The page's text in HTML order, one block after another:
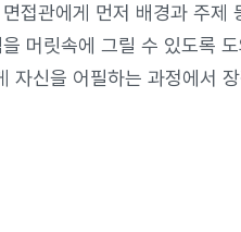
접관에게 먼저 배경과 주제
머릿속에 그릴 수 있도록
자신을 어필하는 과정에서